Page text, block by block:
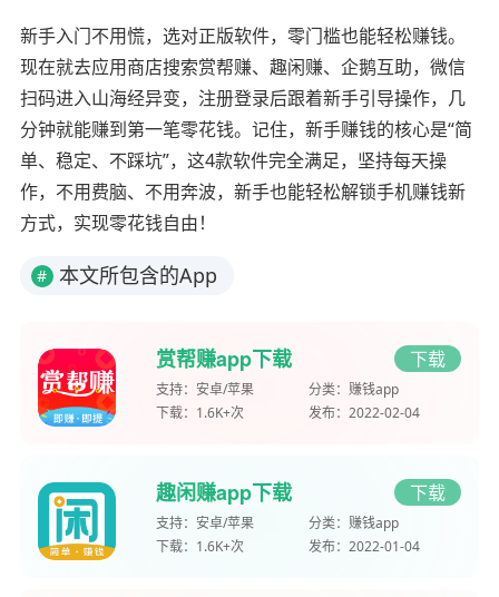
新手入门不用慌，选对正版软件，零门槛也能轻松赚钱。
现在就去应用商店搜索赏帮赚、趣闲赚、企鹅互助，微信
扫码进入山海经异变，注册登录后跟着新手引导操作，几
分钟就能赚到第一笔零花钱。记住，新手赚钱的核心是“简
单、稳定、不踩坑”，这4款软件完全满足，坚持每天操
作，不用费脑、不用奔波，新手也能轻松解锁手机赚钱新
方式，实现零花钱自由！
# 本文所包含的App
赏帮赚app下载 下载
支持： 安卓/苹果 分类： 赚钱app
下载： 1.6K+次 发布： 2022-02-04
趣闲赚app下载 下载
支持： 安卓/苹果 分类： 赚钱app
下载： 1.6K+次 发布： 2022-01-04